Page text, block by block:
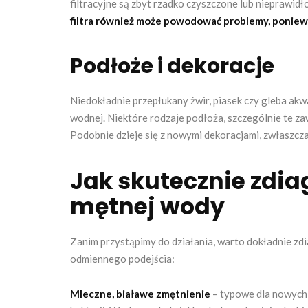
filtracyjne są zbyt rzadko czyszczone lub
filtra również może powodować problemy,
Podłoże i dekoracje
Niedokładnie przepłukany żwir, piasek czy gleba
wodnej. Niektóre rodzaje podłoża, szczególnie te
Podobnie dzieje się z nowymi dekoracjami,
Jak skutecznie
mętnej wody
Zanim przystąpimy do działania, warto dokładnie
odmiennego podejścia:
Mleczne, białawe zmętnienie – typowe dla